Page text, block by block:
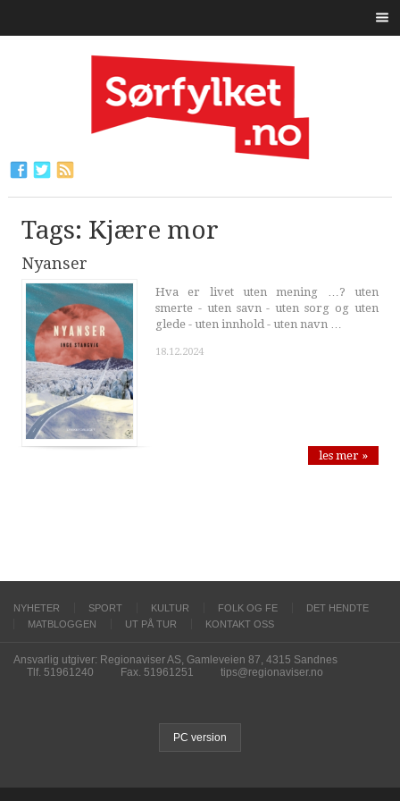
Tags: Kjære mor
Nyanser
Hva er livet uten mening …? uten
smerte - uten savn - uten sorg og uten
glede - uten innhold - uten navn …
18.12.2024
les mer »
NYHETER SPORT KULTUR FOLK OG FE
DET HENDTE
MATBLOGGEN
UT PÅ TUR KONTAKT OSS
Ansvarlig utgiver: Regionaviser AS, Gamleveien 87, 4315 Sandnes
Tlf. 51961240
Fax. 51961251 tips@regionaviser.no
PC version